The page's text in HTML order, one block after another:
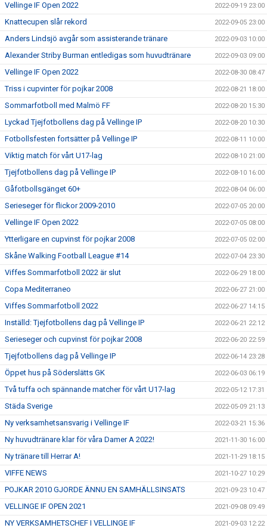
Vellinge IF Open 2022 2022-09-19 23:00
Knattecupen slår rekord 2022-09-05 23:00
Anders Lindsjö avgår som assisterande tränare 2022-09-03 10:00
Alexander Striby Burman entledigas som huvudtränare 2022-09-03 09:00
Vellinge IF Open 2022 2022-08-30 08:47
Triss i cupvinter för pojkar 2008 2022-08-21 18:00
Sommarfotboll med Malmö FF 2022-08-20 15:30
Lyckad Tjejfotbollens dag på Vellinge IP 2022-08-20 10:30
Fotbollsfesten fortsätter på Vellinge IP 2022-08-11 10:00
Viktig match för vårt U17-lag 2022-08-10 21:00
Tjejfotbollens dag på Vellinge IP 2022-08-10 16:00
Gåfotbollsgänget 60+ 2022-08-04 06:00
Serieseger för flickor 2009-2010 2022-07-05 20:00
Vellinge IF Open 2022 2022-07-05 08:00
Ytterligare en cupvinst för pojkar 2008 2022-07-05 02:00
Skåne Walking Football League #14 2022-07-04 23:30
Viffes Sommarfotboll 2022 är slut 2022-06-29 18:00
Copa Mediterraneo 2022-06-27 21:00
Viffes Sommarfotboll 2022 2022-06-27 14:15
Inställd: Tjejfotbollens dag på Vellinge IP 2022-06-21 22:12
Serieseger och cupvinst för pojkar 2008 2022-06-20 22:59
Tjejfotbollens dag på Vellinge IP 2022-06-14 23:28
Öppet hus på Söderslätts GK 2022-06-03 06:19
Två tuffa och spännande matcher för vårt U17-lag 2022-05-12 17:31
Städa Sverige 2022-05-09 21:13
Ny verksamhetsansvarig i Vellinge IF 2022-03-21 15:36
Ny huvudtränare klar för våra Damer A 2022! 2021-11-30 16:00
Ny tränare till Herrar A! 2021-11-29 18:15
VIFFE NEWS 2021-10-27 10:29
POJKAR 2010 GJORDE ÄNNU EN SAMHÄLLSINSATS 2021-09-23 10:47
VELLINGE IF OPEN 2021 2021-09-08 09:49
NY VERKSAMHETSCHEF I VELLINGE IF 2021-09-03 12:22